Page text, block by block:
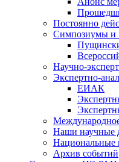
Постоянно
Симпозиумы и
Научно-
Экспертно-
ЕИАК
Наши научные
Национальные
Архив событий